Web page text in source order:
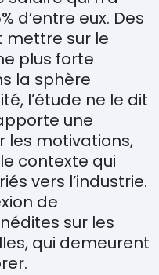
d’entre eux. Des
mettre sur le
plus forte
la sphère
é, l’étude ne le dit
une
les motivations,
contexte qui
és vers l’industrie.
de
édites sur les
qui demeurent
.